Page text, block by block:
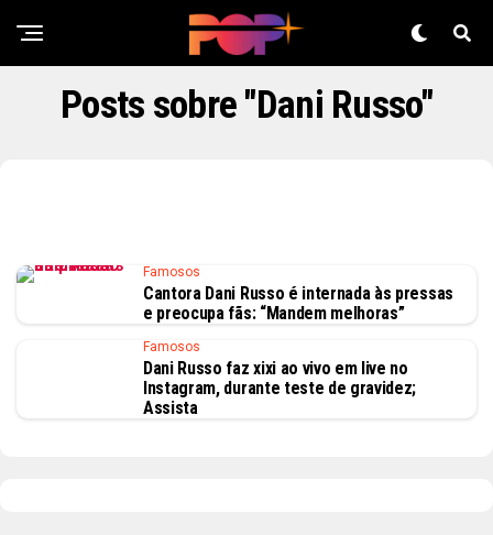
Posts sobre "Dani Russo"
Famosos
Cantora Dani Russo é internada às pressas
e preocupa fãs: “Mandem melhoras”
Famosos
Dani Russo faz xixi ao vivo em live no
Instagram, durante teste de gravidez;
Assista